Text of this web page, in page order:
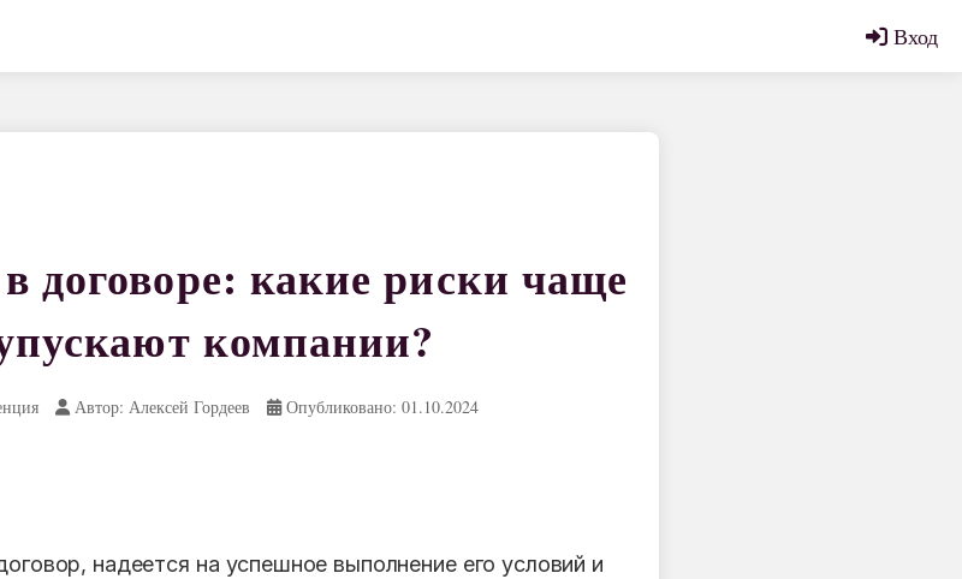
Вход
договоре: какие риски чаще
компании?
Автор: Алексей Гордеев Опубликовано: 01.10.2024
надеется на успешное выполнение его условий и